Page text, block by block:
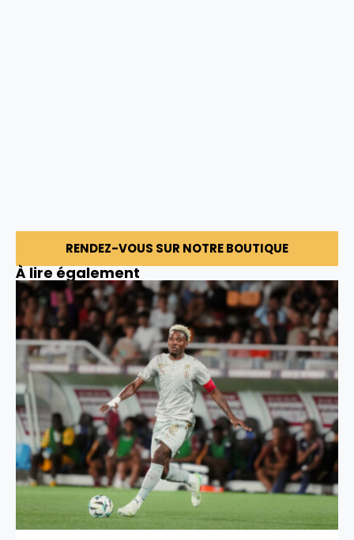
RENDEZ-VOUS SUR NOTRE BOUTIQUE
À lire également